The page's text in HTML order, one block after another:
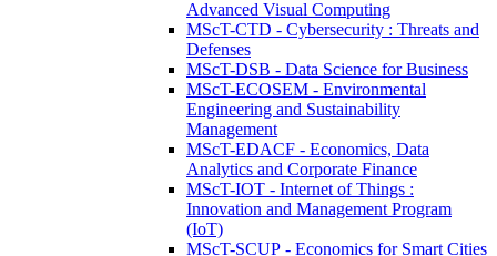
Advanced Visual Computing
MScT-CTD - Cybersecurity : Threats and
Defenses
MScT-DSB - Data Science for Business
MScT-ECOSEM - Environmental
Engineering and Sustainability
Management
MScT-EDACF - Economics, Data
Analytics and Corporate Finance
MScT-IOT - Internet of Things :
Innovation and Management Program
(IoT)
MScT-SCUP - Economics for Smart Cities